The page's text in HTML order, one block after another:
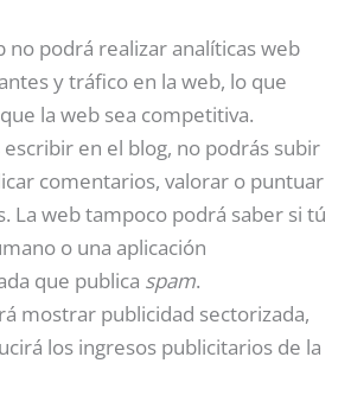
no podrá realizar analíticas web
y tráfico en la web, lo que
la web sea competitiva.
en el blog, no podrás subir
comentarios, valorar o puntuar
La web tampoco podrá saber si tú
o una aplicación
que publica spam.
mostrar publicidad sectorizada,
los ingresos publicitarios de la